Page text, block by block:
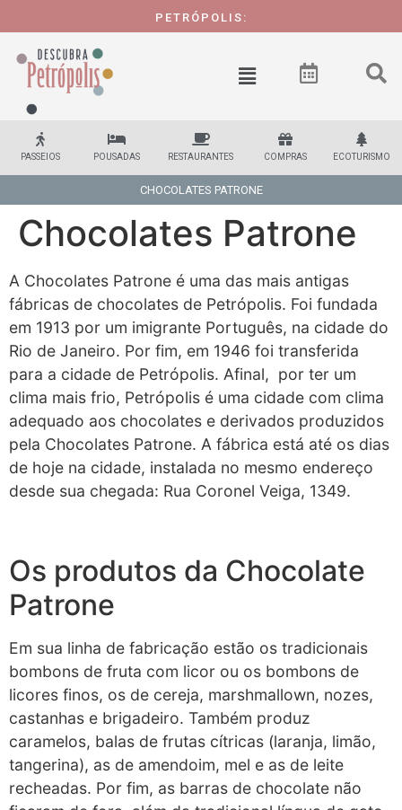
PETRÓPOLIS:
PASSEIOS POUSADAS RESTAURANTES COMPRAS ECOTURISMO
CHOCOLATES PATRONE
Chocolates Patrone
A Chocolates Patrone é uma das mais antigas
fábricas de chocolates de Petrópolis. Foi fundada
em 1913 por um imigrante Português, na cidade do
Rio de Janeiro. Por fim, em 1946 foi transferida
para a cidade de Petrópolis. Afinal, por ter um
clima mais frio, Petrópolis é uma cidade com clima
adequado aos chocolates e derivados produzidos
pela Chocolates Patrone. A fábrica está até os dias
de hoje na cidade, instalada no mesmo endereço
desde sua chegada: Rua Coronel Veiga, 1349.
Os produtos da Chocolate
Patrone
Em sua linha de fabricação estão os tradicionais
bombons de fruta com licor ou os bombons de
licores finos, os de cereja, marshmallown, nozes,
castanhas e brigadeiro. Também produz
caramelos, balas de frutas cítricas (laranja, limão,
tangerina), as de amendoim, mel e as de leite
recheadas. Por fim, as barras de chocolate não